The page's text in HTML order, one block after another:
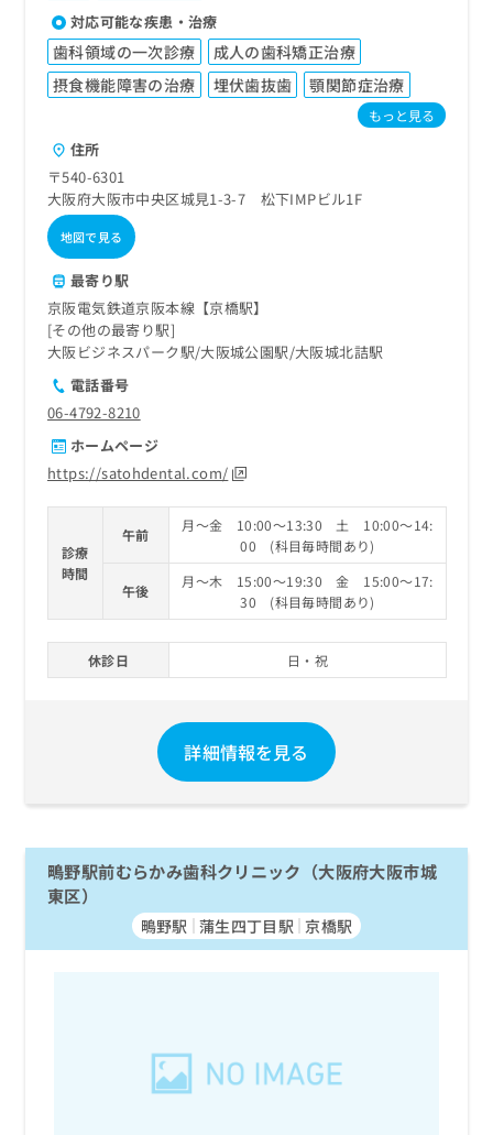
対応可能な疾患・治療
歯科領域の一次診療
成人の歯科矯正治療
摂食機能障害の治療
埋伏歯抜歯 顎関節症治療
もっと見る
住所
〒540-6301
大阪府大阪市中央区城見1-3-7 松下IMPビル1F
地図で見る
最寄り駅
京阪電気鉄道京阪本線【京橋駅】
その他の最寄り駅
大阪ビジネスパーク駅 大阪城公園駅 大阪城北詰駅
電話番号
06-4792-8210
ホームページ
https://satohdental.com/
診療
時間
午前
月～金 10:00～13:30 土 10:00～14:
00 (科目毎時間あり)
午後
月～木 15:00～19:30 金 15:00～17:
30 (科目毎時間あり)
休診日 日・祝
詳細情報を見る
鴫野駅前むらかみ歯科クリニック（大阪府大阪市城
東区）
鴫野駅 蒲生四丁目駅 京橋駅